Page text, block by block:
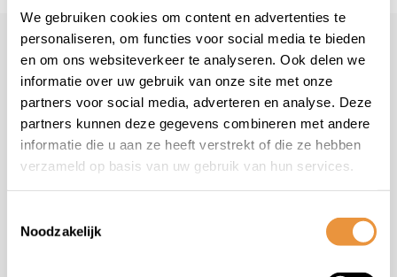
We gebruiken cookies om content en advertenties te
personaliseren, om functies voor social media te bieden
en om ons websiteverkeer te analyseren. Ook delen we
informatie over uw gebruik van onze site met onze
partners voor social media, adverteren en analyse. Deze
partners kunnen deze gegevens combineren met andere
informatie die u aan ze heeft verstrekt of die ze hebben
verzameld op basis van uw gebruik van hun services.
Noodzakelijk
Klantenservice
Veelgestelde vragen
+31 78 780 2330
info@artsloten.nl